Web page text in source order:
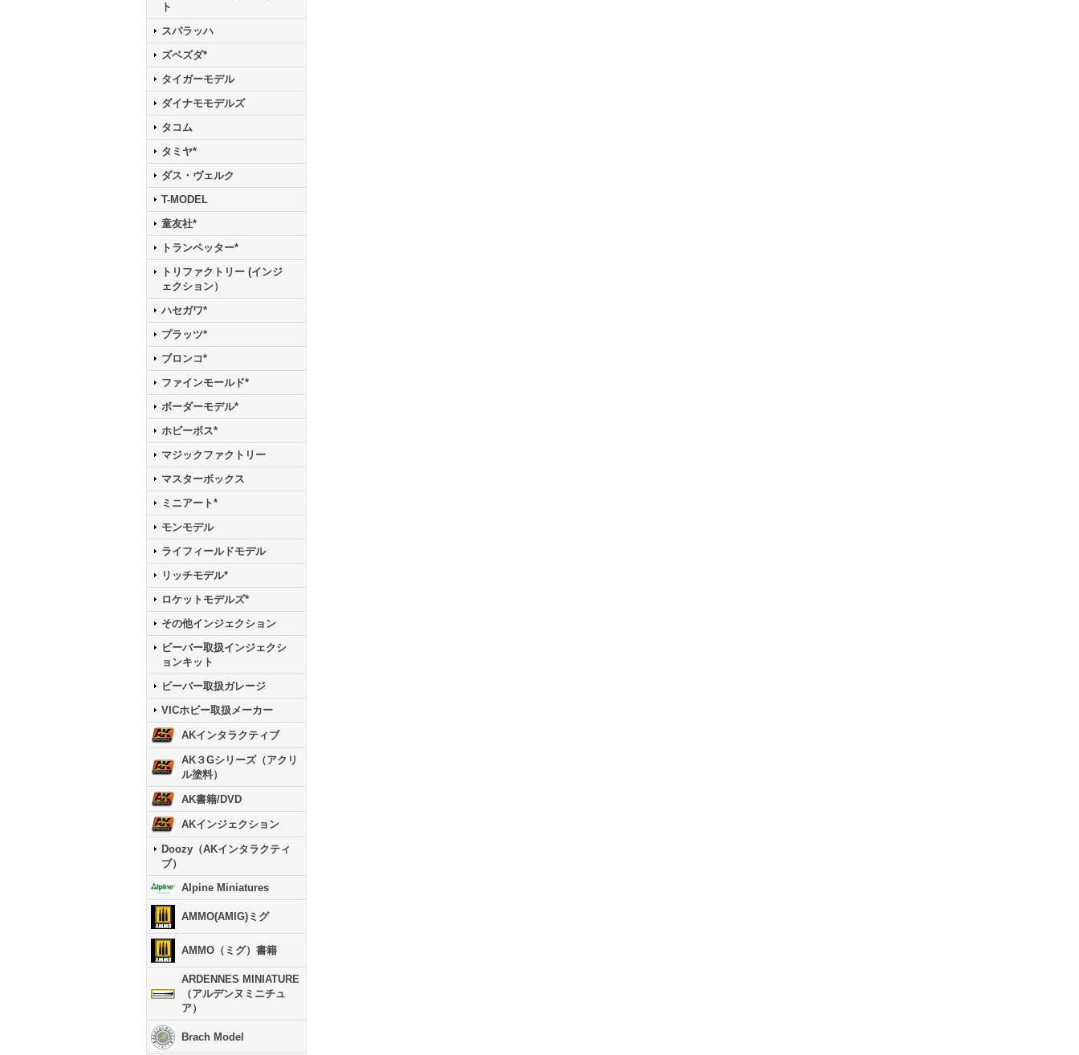
ト
スパラッハ
ズベズダ*
タイガーモデル
ダイナモモデルズ
タコム
タミヤ*
ダス・ヴェルク
T-MODEL
童友社*
トランペッター*
トリファクトリー (インジ
ェクション）
ハセガワ*
プラッツ*
ブロンコ*
ファインモールド*
ボーダーモデル*
ホビーボス*
マジックファクトリー
マスターボックス
ミニアート*
モンモデル
ライフィールドモデル
リッチモデル*
ロケットモデルズ*
その他インジェクション
ビーバー取扱インジェクシ
ョンキット
ビーバー取扱ガレージ
VICホビー取扱メーカー
AKインタラクティブ
AK３Gシリーズ（アクリ
ル塗料）
AK書籍/DVD
AKインジェクション
Doozy（AKインタラクティ
ブ）
Alpine Miniatures
AMMO(AMIG)ミグ
AMMO（ミグ）書籍
ARDENNES MINIATURE
（アルデンヌミニチュ
ア）
Brach Model